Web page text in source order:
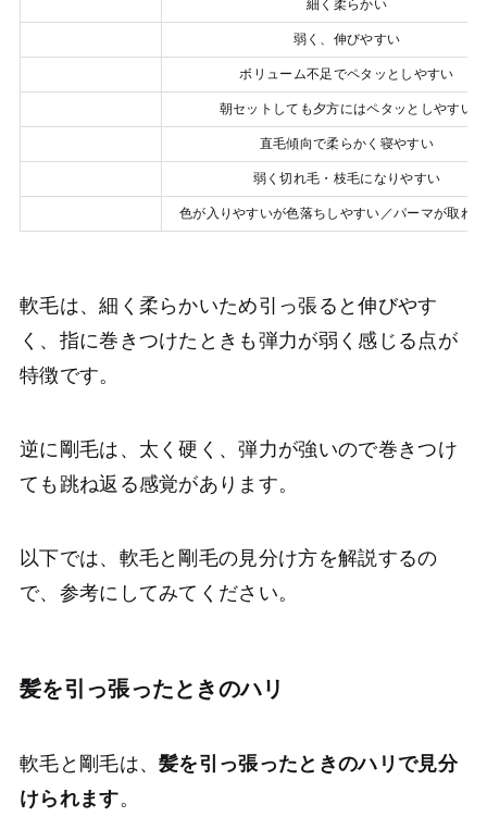
細く柔らかい
弱く、伸びやすい
ボリューム不足でペタッとしやすい
朝セットしても夕方にはペタッとしやすい
直毛傾向で柔らかく寝やすい
弱く切れ毛・枝毛になりやすい
色が入りやすいが色落ちしやすい／パーマが取れ
軟毛は、細く柔らかいため引っ張ると伸びやす
く、指に巻きつけたときも弾力が弱く感じる点が
特徴です。
逆に剛毛は、太く硬く、弾力が強いので巻きつけ
ても跳ね返る感覚があります。
以下では、軟毛と剛毛の見分け方を解説するの
で、参考にしてみてください。
髪を引っ張ったときのハリ
軟毛と剛毛は、髪を引っ張ったときのハリで見分
けられます。